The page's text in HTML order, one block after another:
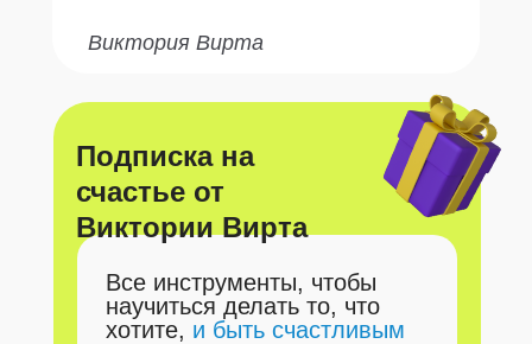
Виктория Вирта
Подписка на
счастье от
Виктории Вирта
Все инструменты, чтобы
научиться делать то, что
хотите, и быть счастливым